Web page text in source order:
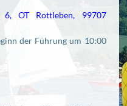
6, OT Rottleben, 99707
der Führung um 10:00